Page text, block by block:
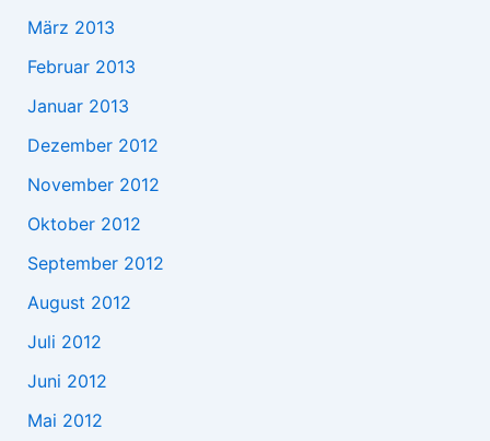
März 2013
Februar 2013
Januar 2013
Dezember 2012
November 2012
Oktober 2012
September 2012
August 2012
Juli 2012
Juni 2012
Mai 2012